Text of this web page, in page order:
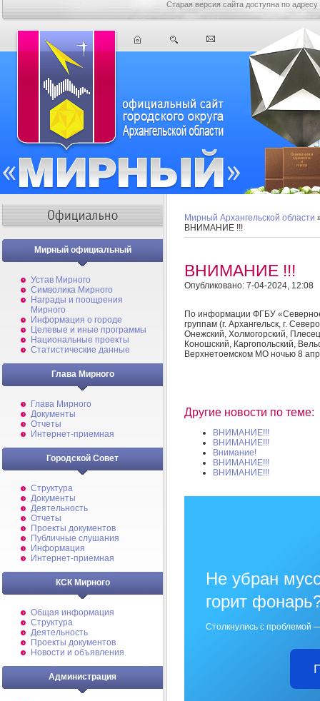
Старая версия сайта доступна по адресу
Мирный официальный
Устав Мирного
Символика Мирного
Награды и поощрения
Мирного
Информация о городе
Целевые и иные программы
Национальные проекты
Статистические данные
Глава Мирного
Глава Мирного
Документы
Отчеты
Интернет-приемная
Городской Совет
Структура
Документы
Деятельность
Отчеты
Проекты документов
Публичные слушания
Информация
Интернет-приемная
КСК Мирного
Общая информация
Структура
Деятельность
Проекты документов
Новости и объявления
Администрация
Мирный Архангельской области
ВНИМАНИЕ !!!
ВНИМАНИЕ !!!
Опубликовано: 7-04-2024, 12:08
По информации ФГБУ
группам (г. Архангельск, г.
Онежский, Холмогорский,
Коношский, Каргопольский,
Верхнетоемском МО ночью 8
Другие новости по теме:
ВНИМАНИЕ!!!
ВНИМАНИЕ!!!
Внимание!
ВНИМАНИЕ!!!
ВНИМАНИЕ!!!
Не убран
горит
Столкнулись с проблемой